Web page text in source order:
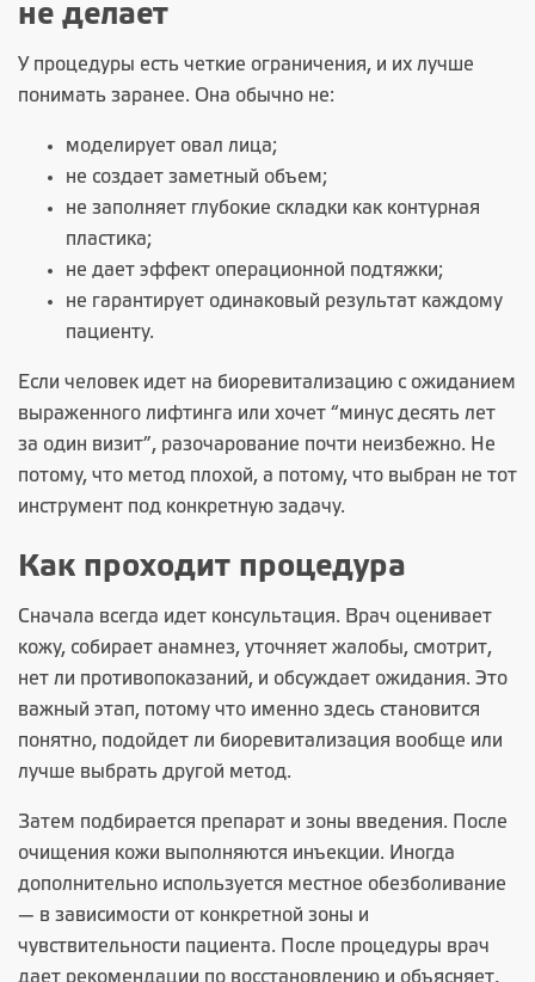
не делает
У процедуры есть четкие ограничения, и их лучше
понимать заранее. Она обычно не:
моделирует овал лица;
не создает заметный объем;
не заполняет глубокие складки как контурная
пластика;
не дает эффект операционной подтяжки;
не гарантирует одинаковый результат каждому
пациенту.
Если человек идет на биоревитализацию с ожиданием
выраженного лифтинга или хочет “минус десять лет
за один визит”, разочарование почти неизбежно. Не
потому, что метод плохой, а потому, что выбран не тот
инструмент под конкретную задачу.
Как проходит процедура
Сначала всегда идет консультация. Врач оценивает
кожу, собирает анамнез, уточняет жалобы, смотрит,
нет ли противопоказаний, и обсуждает ожидания. Это
важный этап, потому что именно здесь становится
понятно, подойдет ли биоревитализация вообще или
лучше выбрать другой метод.
Затем подбирается препарат и зоны введения. После
очищения кожи выполняются инъекции. Иногда
дополнительно используется местное обезболивание
— в зависимости от конкретной зоны и
чувствительности пациента. После процедуры врач
дает рекомендации по восстановлению и объясняет,